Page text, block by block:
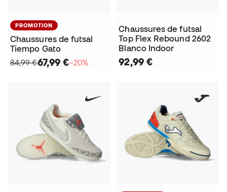
PROMOTION
Chaussures de futsal
Tiempo Gato
84,99 €67,99 €−20%
Chaussures de futsal
Top Flex Rebound 2602
Blanco Indoor
92,99 €